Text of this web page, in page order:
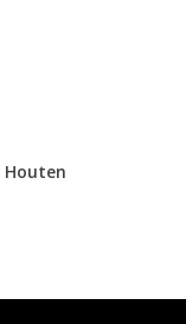
Houten